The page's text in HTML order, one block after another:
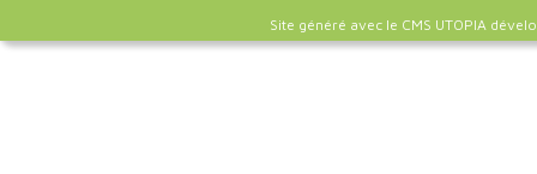
Site généré avec le CMS UTOPIA